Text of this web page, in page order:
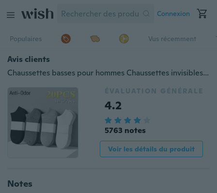
Connexion
Populaires Vus récemment
Avis clients
Chaussettes basses pour hommes Chaussettes invisibles peu profondes Chaussettes courtes printemps et été Chaussettes respirantes en pur coton Chaussettes Medias Femininas pour hommes
ÉVALUATION GÉNÉRALE
4.2
5763 notes
Voir les détails du produit
Notes